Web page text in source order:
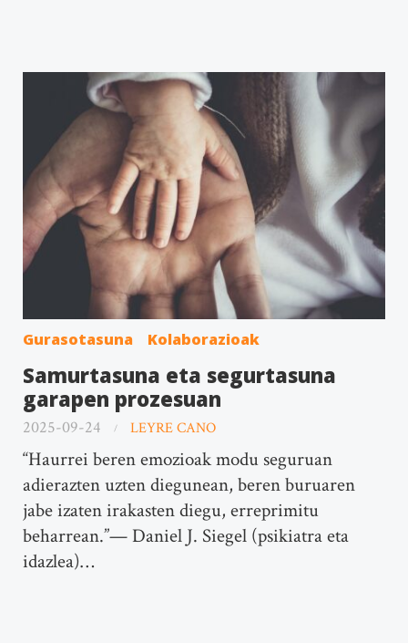
Gurasotasuna Kolaborazioak
Samurtasuna eta segurtasuna
garapen prozesuan
2025-09-24 LEYRE CANO
“Haurrei beren emozioak modu seguruan
adierazten uzten diegunean, beren buruaren
jabe izaten irakasten diegu, erreprimitu
beharrean.”— Daniel J. Siegel (psikiatra eta
idazlea)…